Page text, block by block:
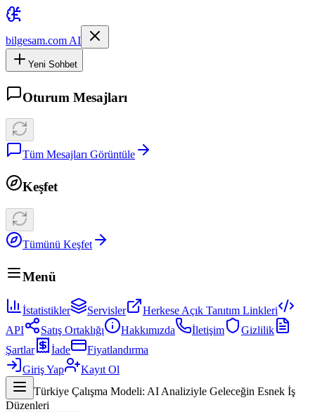
bilgesam.com AI
Yeni Sohbet
Oturum Mesajları
Tüm Mesajları Görüntüle
Keşfet
Tümünü Keşfet
Menü
İstatistikler Servisler
Herkese Açık Tanıtım Linkleri
API
Satış Ortaklığı Hakkımızda İletişim
Gizlilik
Şartlar
İade
Fiyatlandırma
Giriş Yap
Kayıt Ol
Türkiye Çalışma Modeli: AI Analiziyle Geleceğin Esnek İş
Düzenleri